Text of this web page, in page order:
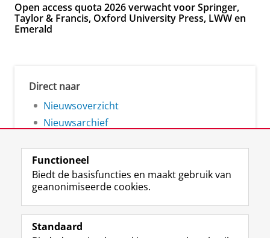
Open access quota 2026 verwacht voor Springer,
Taylor & Francis, Oxford University Press, LWW en
Emerald
Direct naar
Nieuwsoverzicht
Nieuwsarchief
Volg de RUG
F
a
L
i
R
S
I
n
Y
o
Functioneel
Biedt de basisfuncties en maakt gebruik van
geanonimiseerde cookies.
Standaard